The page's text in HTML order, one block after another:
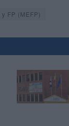
FP (MEFP)